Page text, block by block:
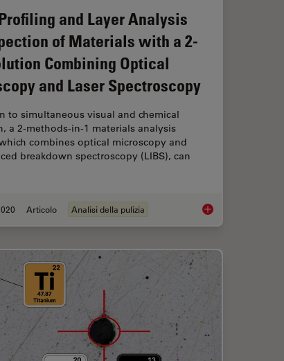
Size Analysis: Three Factors to Consider
and Layer Analysis
of Materials with a 2-
Combining Optical
and Laser Spectroscopy
to simultaneous visual and chemical
a 2-methods-in-1 materials analysis
combines optical microscopy and
breakdown spectroscopy (LIBS), can
Articolo Analisi della pulizia Depth Profiling and